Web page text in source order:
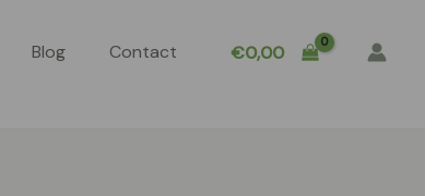
Blog Contact €0,00